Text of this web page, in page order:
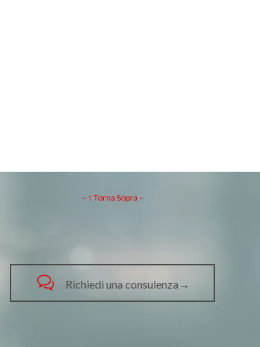
– ↑ Torna Sopra –
 Richiedi una consulenza→